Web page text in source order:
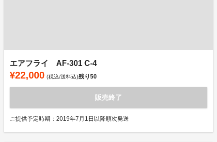
エアフライ AF-301 C-4
¥22,000 (税込/送料込)残り50
販売終了
ご提供予定時期：2019年7月1日以降順次発送